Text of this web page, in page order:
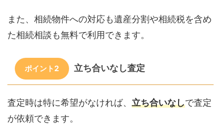
また、相続物件への対応も遺産分割や相続税を含め
た相続相談も無料で利用できます。
ポイント2 立ち合いなし査定
査定時は特に希望がなければ、 立ち合いなしで査定
が依頼できます。